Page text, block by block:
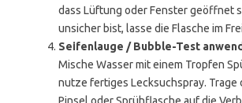
dass Lüftung oder Fenster geöffnet
unsicher bist, lasse die Flasche im
Seifenlauge / Bubble-Test
Mische Wasser mit einem Tropfen
nutze fertiges Lecksuchspray. Trage